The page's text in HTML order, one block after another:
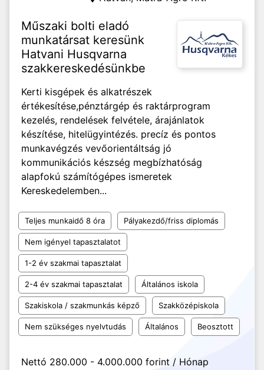
Műszaki bolti eladó
munkatársat keresünk
Hatvani Husqvarna
szakkereskedésünkbe
Kerti kisgépek és alkatrészek
értékesítése,pénztárgép és raktárprogram
kezelés, rendelések felvétele, árajánlatok
készítése, hitelügyintézés. precíz és pontos
munkavégzés vevőorientáltság jó
kommunikációs készség megbízhatóság
alapfokú számítógépes ismeretek
Kereskedelemben...
Teljes munkaidő 8 óra Pályakezdő/friss diplomás
Nem igényel tapasztalatot
1-2 év szakmai tapasztalat
2-4 év szakmai tapasztalat Általános iskola
Szakiskola / szakmunkás képző Szakközépiskola
Nem szükséges nyelvtudás Általános Beosztott
Nettó 280.000 - 4.000.000 forint / Hónap